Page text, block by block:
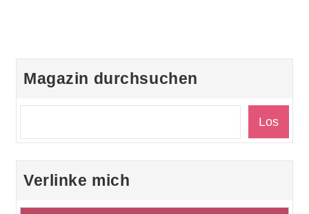
Magazin durchsuchen
Verlinke mich